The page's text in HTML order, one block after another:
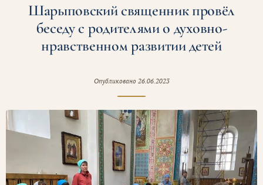
Шарыповский священник провёл
беседу с родителями о духовно-
нравственном развитии детей
Опубликовано 26.06.2023